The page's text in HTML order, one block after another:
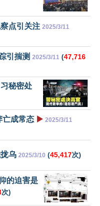
点引关注 2025/3/11
引揣测 2025/3/11 (47,716
秘密处
亡成常态 ▶️ 2025/3/11
乌 2025/3/10 (45,417次)
的迫害是
次)